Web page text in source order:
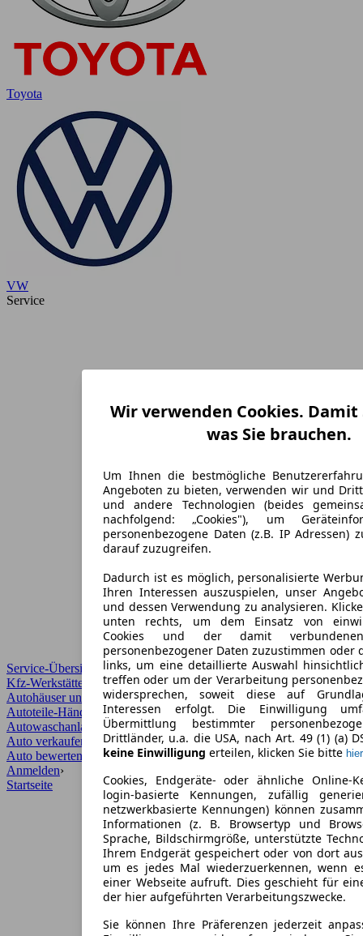
Toyota
VW
Service
Service-Übersicht
Kfz-Werkstätten
Autohäuser und Händler
Autoteile-Händler
Autowaschanlagen
Auto verkaufen
Auto bewerten
Anmelden›
Startseite
Wir verwenden Cookies.
was Sie brauchen.
Um Ihnen die bestmögliche
Angeboten zu bieten, verwenden wir und
und andere Technologien (beides
nachfolgend: „Cookies"), um
personenbezogene Daten (z.B. IP Adressen)
darauf zuzugreifen.
Dadurch ist es möglich, personalisierte
Ihren Interessen auszuspielen, unser
und dessen Verwendung zu analysieren.
unten rechts, um dem Einsatz von
Cookies und der damit
personenbezogener Daten zuzustimmen oder
links, um eine detaillierte Auswahl
treffen oder um der Verarbeitung
widersprechen, soweit diese auf
Interessen erfolgt. Die Einwilligung
Übermittlung bestimmter
Drittländer, u.a. die USA, nach Art. 49 (1) (a)
keine Einwilligung erteilen, klicken Sie bitte hier
Cookies, Endgeräte- oder ähnliche Online-
login-basierte Kennungen, zufällig
netzwerkbasierte Kennungen) können
Informationen (z. B. Browsertyp und
Sprache, Bildschirmgröße, unterstützte
Ihrem Endgerät gespeichert oder von dort
um es jedes Mal wiederzuerkennen, wenn
einer Webseite aufruft. Dies geschieht für
der hier aufgeführten Verarbeitungszwecke.
Sie können Ihre Präferenzen jederzeit